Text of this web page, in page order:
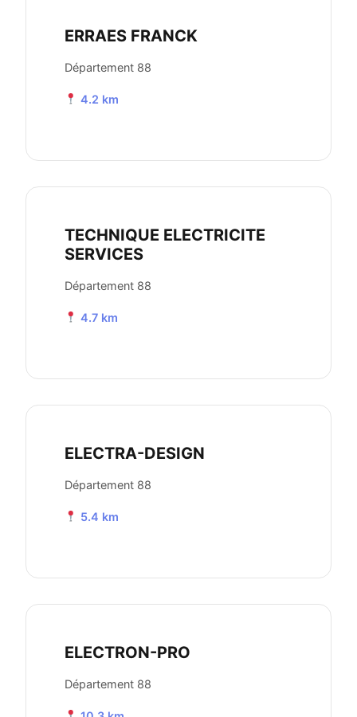
ERRAES FRANCK
Département 88
4.2 km
TECHNIQUE ELECTRICITE
SERVICES
Département 88
4.7 km
ELECTRA-DESIGN
Département 88
5.4 km
ELECTRON-PRO
Département 88